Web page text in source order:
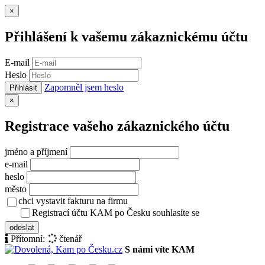
×
Přihlášení k vašemu zákaznickému účtu
E-mail
Heslo
Přihlásit Zapomněl jsem heslo
×
Registrace vašeho zákaznického účtu
jméno a příjmení
e-mail
heslo
město
chci vystavit fakturu na firmu
Registrací účtu KAM po Česku souhlasíte se
odeslat
Přítomní:
čtenář
S námi víte KAM